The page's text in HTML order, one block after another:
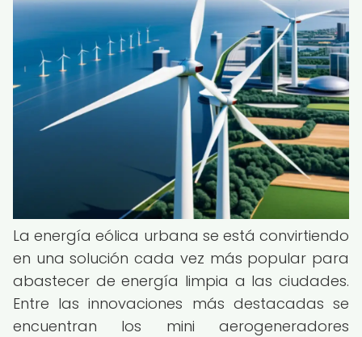
La energía eólica urbana se está convirtiendo
en una solución cada vez más popular para
abastecer de energía limpia a las ciudades.
Entre las innovaciones más destacadas se
encuentran los mini aerogeneradores